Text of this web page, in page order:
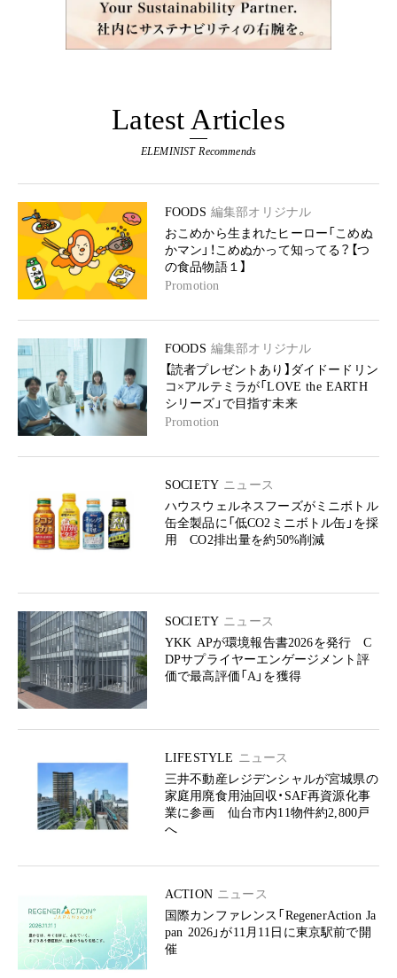
Latest Articles
ELEMINIST Recommends
FOODS 編集部オリジナル
おこめから生まれたヒーロー「こめぬ
かマン」！こめぬかって知ってる？【つ
の食品物語１】
Promotion
FOODS 編集部オリジナル
【読者プレゼントあり】ダイドードリン
コ×アルテミラが「LOVE the EARTH
シリーズ」で目指す未来
Promotion
SOCIETY ニュース
ハウスウェルネスフーズがミニボトル
缶全製品に「低CO2ミニボトル缶」を採
用 CO2排出量を約50%削減
SOCIETY ニュース
YKK APが環境報告書2026を発行 C
DPサプライヤーエンゲージメント評
価で最高評価「A」を獲得
LIFESTYLE ニュース
三井不動産レジデンシャルが宮城県の
家庭用廃食用油回収・SAF再資源化事
業に参画 仙台市内11物件約2,800戸
へ
ACTION ニュース
国際カンファレンス「RegenerAction Ja
pan 2026」が11月11日に東京駅前で開
催